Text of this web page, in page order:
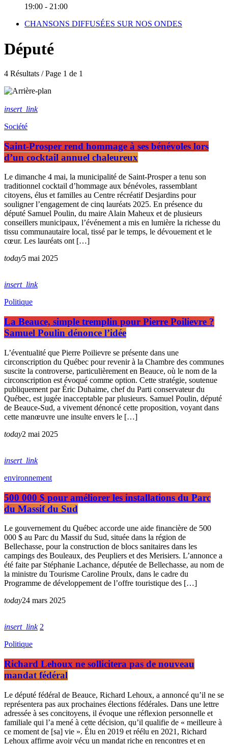
19:00 - 21:00
CHANSONS DIFFUSÉES SUR NOS ONDES
Député
4 Résultats / Page 1 de 1
insert_link
Société
Saint-Prosper rend hommage à ses bénévoles lors
d’un cocktail annuel chaleureux
Le dimanche 4 mai, la municipalité de Saint-Prosper a tenu son
traditionnel cocktail d’hommage aux bénévoles, rassemblant
citoyens, élus et familles au Centre récréatif Desjardins pour
souligner l’engagement de cinq lauréats 2025. En présence du
député Samuel Poulin, du maire Alain Maheux et de plusieurs
conseillers municipaux, l’événement a mis en lumière la richesse du
tissu communautaire local, tissé par le temps, le dévouement et le
cœur. Les lauréats ont […]
today5 mai 2025
insert_link
Politique
La Beauce, simple tremplin pour Pierre Poilievre ?
Samuel Poulin dénonce l’idée
L’éventualité que Pierre Poilievre se présente dans une
circonscription du Québec pour revenir à la Chambre des communes
suscite la controverse, particulièrement en Beauce, où le nom de la
circonscription est évoqué comme option. Cette stratégie, soutenue
publiquement par Éric Duhaime, chef du Parti conservateur du
Québec, est jugée inacceptable par plusieurs. Samuel Poulin, député
de Beauce-Sud, a vivement dénoncé cette proposition, voyant dans
cette manœuvre une insulte envers le […]
today2 mai 2025
insert_link
environnement
500 000 $ pour améliorer les installations du Parc
du Massif du Sud
Le gouvernement du Québec accorde une aide financière de 500
000 $ au Parc du Massif du Sud, située dans la région de
Bellechasse, pour la construction de blocs sanitaires dans les
campings des Bouleaux, des Peupliers et des Merisiers. L’annonce a
été faite par Stéphanie Lachance, députée de Bellechasse, au nom de
la ministre du Tourisme Caroline Proulx, dans le cadre du
Programme de développement de l’offre touristique des […]
today24 mars 2025
insert_link 2
Politique
Richard Lehoux ne sollicitera pas de nouveau
mandat fédéral
Le député fédéral de Beauce, Richard Lehoux, a annoncé qu’il ne se
représentera pas aux prochaines élections fédérales. Dans une lettre
adressée à ses concitoyens, il évoque une réflexion personnelle et
familiale qui l’a mené à cette décision, qu’il qualifie de « meilleure à
ce moment de [sa] vie ». Élu en 2019 et réélu en 2021, Richard
Lehoux affirme avoir vécu un mandat riche en rencontres et en